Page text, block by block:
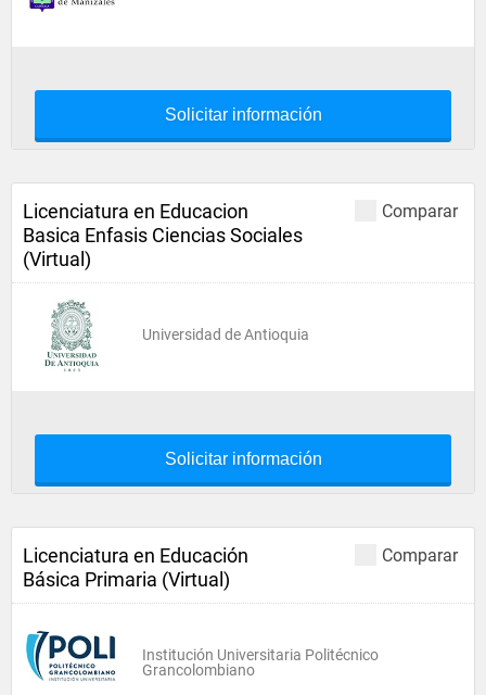
Solicitar información
Comparar
Licenciatura en Educacion
Basica Enfasis Ciencias Sociales
(Virtual)
Universidad de Antioquia
Solicitar información
Comparar
Licenciatura en Educación
Básica Primaria (Virtual)
Institución Universitaria Politécnico
Grancolombiano